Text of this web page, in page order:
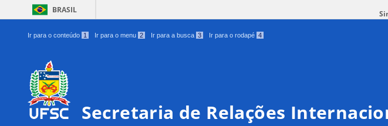
BRASIL
Ir para o conteúdo 1 Ir para o menu 2 Ir para a busca 3 Ir para o rodapé 4
Secretaria de Relações